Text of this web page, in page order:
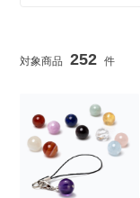
252